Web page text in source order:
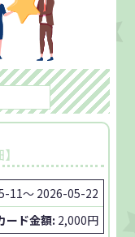
11～ 2026-05-22
ード金額: 2,000円